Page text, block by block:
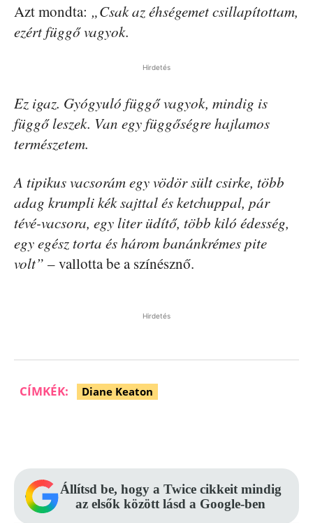
Azt mondta: „Csak az éhségemet csillapítottam,
ezért függő vagyok.
Hirdetés
Ez igaz. Gyógyuló függő vagyok, mindig is
függő leszek. Van egy függőségre hajlamos
természetem.
A tipikus vacsorám egy vödör sült csirke, több
adag krumpli kék sajttal és ketchuppal, pár
tévé-vacsora, egy liter üdítő, több kiló édesség,
egy egész torta és három banánkrémes pite
volt” – vallotta be a színésznő.
Hirdetés
CÍMKÉK: Diane Keaton
Állítsd be, hogy a Twice cikkeit mindig
az elsők között lásd a Google-ben